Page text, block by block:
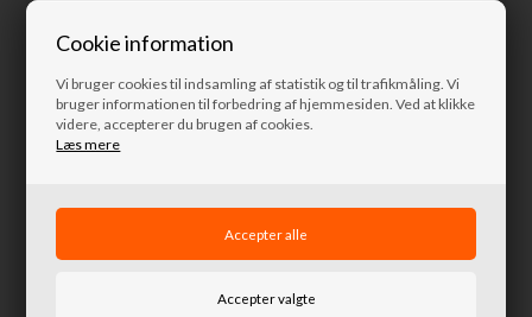
Cookie information
Vi bruger cookies til indsamling af statistik og til trafikmåling. Vi
bruger informationen til forbedring af hjemmesiden. Ved at klikke
videre, accepterer du brugen af cookies.
Læs mere
Spørg til denne vare
Lignende produkter